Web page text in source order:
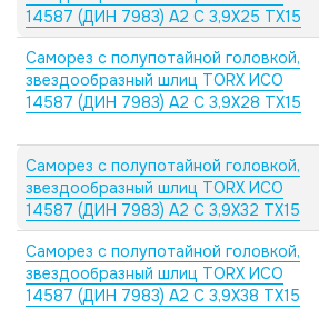
14587 (ДИН 7983) А2 C 3,9X25 TX15
Саморез с полупотайной головкой,
звездообразный шлиц TORX ИСО
14587 (ДИН 7983) А2 C 3,9X28 TX15
Саморез с полупотайной головкой,
звездообразный шлиц TORX ИСО
14587 (ДИН 7983) А2 C 3,9X32 TX15
Саморез с полупотайной головкой,
звездообразный шлиц TORX ИСО
14587 (ДИН 7983) А2 C 3,9X38 TX15